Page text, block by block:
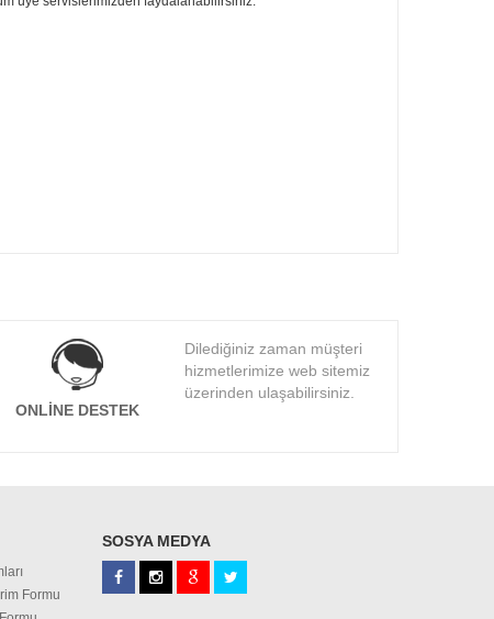
ONLINE DESTEK
Dilediğiniz zaman müşteri
hizmetlerimize web sitemiz
üzerinden ulaşabilirsiniz.
Formu
SOSYA MEDYA